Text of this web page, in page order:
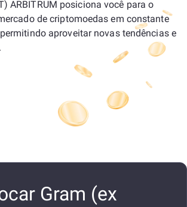
ARBITRUM posiciona você para o
de criptomoedas em constante
aproveitar novas tendências e
Gram (ex